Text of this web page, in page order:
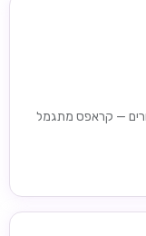
— קראפס מתגמל